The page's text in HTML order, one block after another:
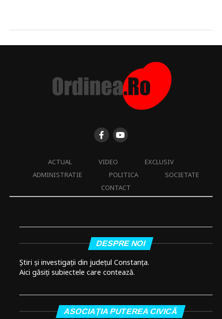
ACTUAL VIDEO
EXCLUSIV
ADMINISTRATIE
POLITICA
SOCIETATE
CONTACT
DESPRE NOI
Știri și investigații din județul Constanța.
Aici găsiți subiectele care contează.
ASOCIAȚIA PUTEREA CIVICĂ